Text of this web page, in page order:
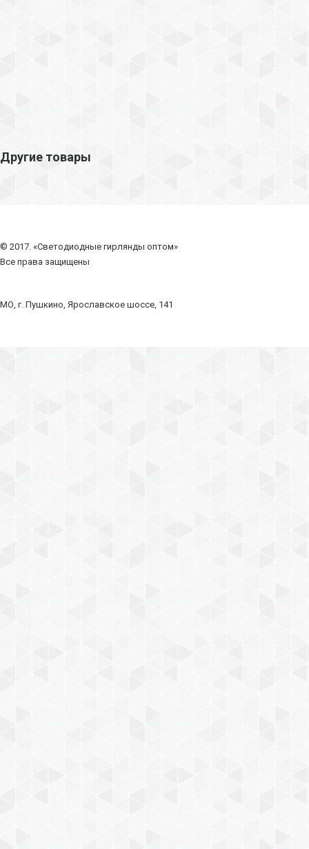
Другие товары
© 2017. «Светодиодные гирлянды оптом»
Все права защищены
МО, г. Пушкино, Ярославское шоссе, 141